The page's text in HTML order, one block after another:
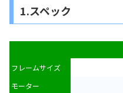
1.スペック
フレームサイズ
モーター